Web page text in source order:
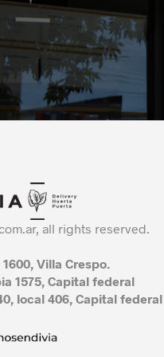
all rights reserved.
Villa Crespo.
1575, Capital federal
local 406, Capital federal